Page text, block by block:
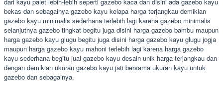
bekas dan sebagainya gazebo kayu kelapa harga terjangkau demikian
gazebo kayu minimalis sederhana terlebih lagi karena gazebo minimalis
selanjutnya gazebo tingkat begitu juga disini harga gazebo bambu maupun
harga gazebo kayu glugu begitu juga disini harga gazebo kayu glugu jogja
maupun harga gazebo kayu mahoni terlebih lagi karena harga gazebo
kayu sederhana begitu jual gazebo kayu desain unik harga terjangkau dan
dengan demikian ukuran gazebo kayu jati bersama ukuran kayu untuk
gazebo dan sebagainya.